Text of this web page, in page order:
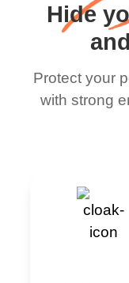
Hide
Protect your
with strong